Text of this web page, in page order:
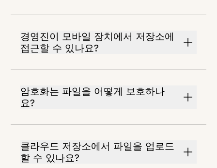
경영진이 모바일 장치에서 저장소에
접근할 수 있나요?
암호화는 파일을 어떻게 보호하나
요?
클라우드 저장소에서 파일을 업로드
할 수 있나요?